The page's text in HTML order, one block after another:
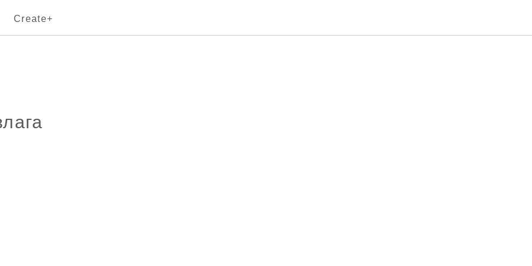
Create+